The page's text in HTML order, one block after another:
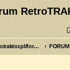
retrotraktor.pl/forum